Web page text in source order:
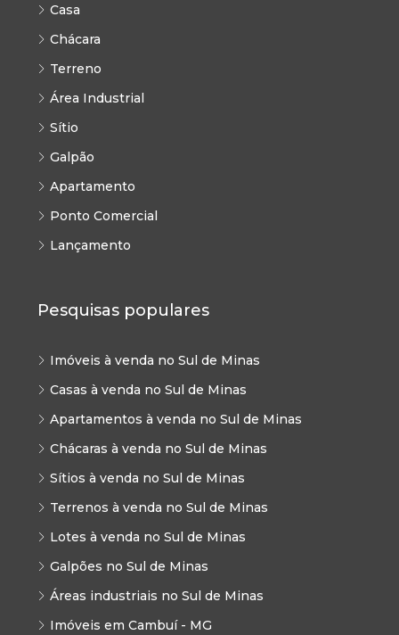
Casa
Chácara
Terreno
Área Industrial
Sítio
Galpão
Apartamento
Ponto Comercial
Lançamento
Pesquisas populares
Imóveis à venda no Sul de Minas
Casas à venda no Sul de Minas
Apartamentos à venda no Sul de Minas
Chácaras à venda no Sul de Minas
Sítios à venda no Sul de Minas
Terrenos à venda no Sul de Minas
Lotes à venda no Sul de Minas
Galpões no Sul de Minas
Áreas industriais no Sul de Minas
Imóveis em Cambuí - MG